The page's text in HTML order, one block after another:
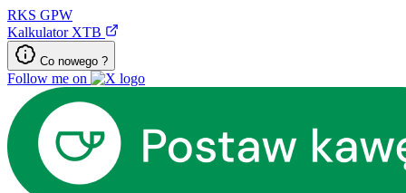
RKS GPW
Kalkulator XTB
Co nowego ?
Follow me on